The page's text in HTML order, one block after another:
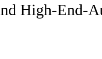
High-End-